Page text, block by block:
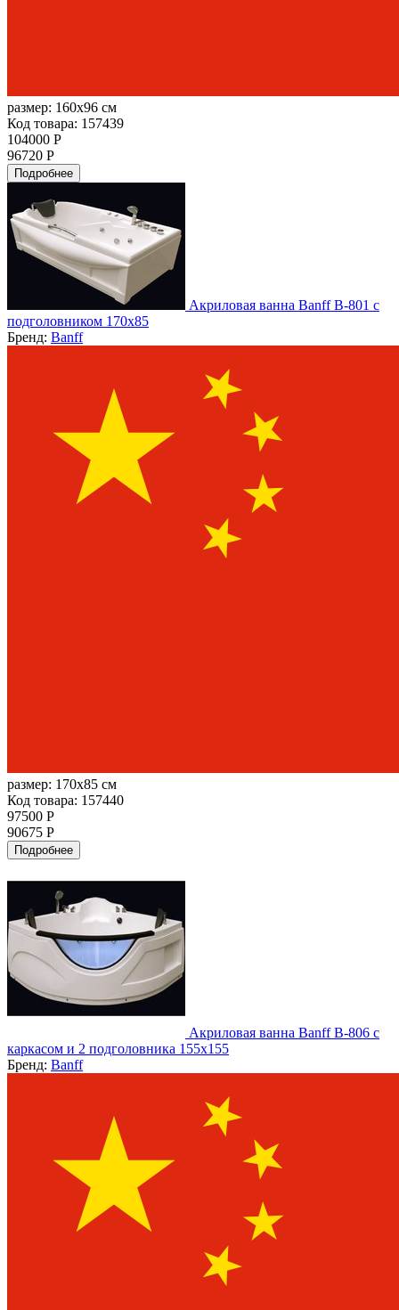
размер: 160x96 см
Код товара: 157439
104000 Р
96720 Р
Подробнее
Акриловая ванна Banff B-801 с
подголовником 170х85
Бренд: Banff
размер: 170x85 см
Код товара: 157440
97500 Р
90675 Р
Подробнее
Акриловая ванна Banff B-806 с
каркасом и 2 подголовника 155х155
Бренд: Banff